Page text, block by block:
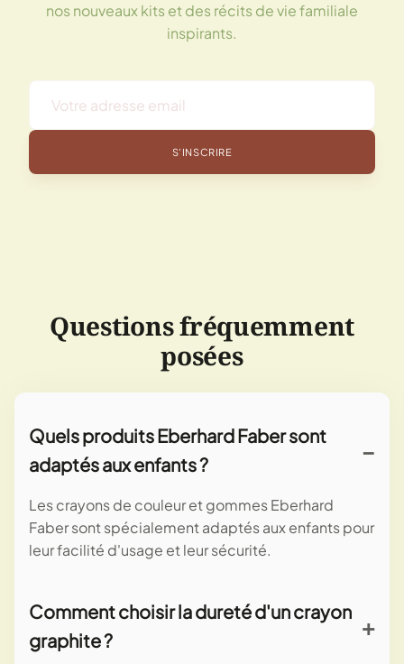
nos nouveaux kits et des récits de vie familiale
inspirants.
S'INSCRIRE
Questions fréquemment
posées
Quels produits Eberhard Faber sont
adaptés aux enfants ?
Les crayons de couleur et gommes Eberhard
Faber sont spécialement adaptés aux enfants pour
leur facilité d'usage et leur sécurité.
Comment choisir la dureté d'un crayon
graphite ?